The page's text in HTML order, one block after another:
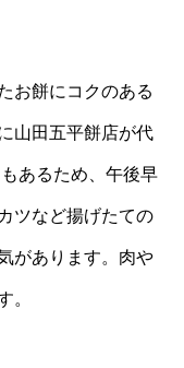
お餅にコクのある
山田五平餅店が代
あるため、午後早
ツなど揚げたての
があります。肉や
。